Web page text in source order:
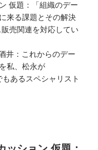
仮題：「組織のデー
来る課題とその解決
売関連を対応してい
井：これからのデー
私、松永が
あるスペシャリスト